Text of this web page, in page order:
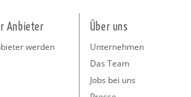
Anbieter
werden
Über uns
Unternehmen
Das Team
Jobs bei uns